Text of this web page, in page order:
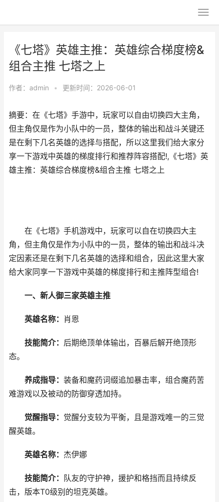
《七塔》英雄主推：英雄综合梯度榜&
组合主推 七塔之上
作者： admin • 更新时间：2026-06-01
摘要：在《七塔》手游中，玩家可以自由切换四大主角，
但主角仅是作为小队中的一员，整体的输出和战斗关键还
是在剩下几名英雄的选择与搭配，所以这里我们给大家分
享一下游戏中英雄的梯度排行和推荐阵容搭配!,《七塔》英
雄主推：英雄综合梯度榜&组合主推 七塔之上
在《七塔》手机游戏中，玩家可以自在切换四大主
角，但主角仅是作为小队中的一员，整体的输出和战斗决
定因素还是在剩下几名英雄的选择和组合，因此这里大家
给大家同享一下游戏中英雄的梯度排行和主推阵型组合!
一、新人御三家英雄主推
英雄名称： 肖恩
技能简介： 后期绝顶单体输出，百暴后解开绝顶形
态。
养成指导： 装备和魔药词缀追加暴击率，组合魔药苦
难游戏以及被动的防御穿透加持。
觉醒指导： 觉醒分支较为平衡，且是游戏唯一的三觉
醒英雄。
英雄名称： 杰伊娜
技能简介：
队友的守护神，援护和格挡而且持续反
击，版本T0级别的坦克英雄。